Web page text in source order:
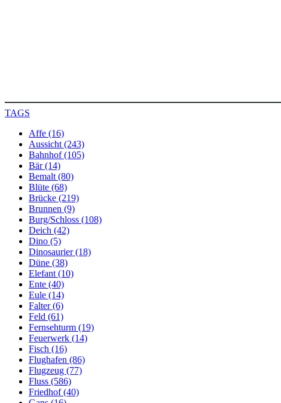
TAGS
Affe (16)
Aussicht (243)
Bahnhof (105)
Bär (14)
Bemalt (80)
Blüte (68)
Brücke (219)
Brunnen (9)
Burg/Schloss (108)
Deich (42)
Dino (5)
Dinosaurier (18)
Düne (38)
Elefant (10)
Ente (40)
Eule (14)
Falter (6)
Feld (61)
Fernsehturm (19)
Feuerwerk (14)
Fisch (16)
Flughafen (86)
Flugzeug (77)
Fluss (586)
Friedhof (40)